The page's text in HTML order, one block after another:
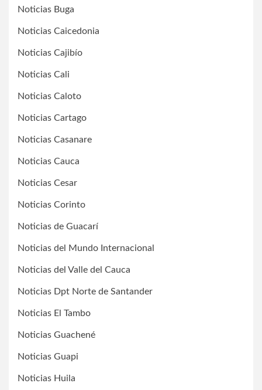
Noticias Buga
Noticias Caicedonia
Noticias Cajibío
Noticias Cali
Noticias Caloto
Noticias Cartago
Noticias Casanare
Noticias Cauca
Noticias Cesar
Noticias Corinto
Noticias de Guacarí
Noticias del Mundo Internacional
Noticias del Valle del Cauca
Noticias Dpt Norte de Santander
Noticias El Tambo
Noticias Guachené
Noticias Guapi
Noticias Huila